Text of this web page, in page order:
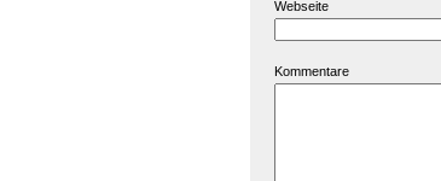
Webseite
Kommentare